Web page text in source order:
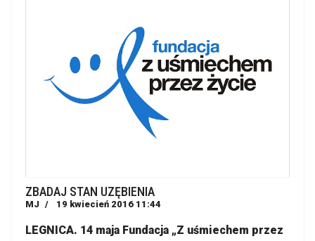
ZBADAJ STAN UZĘBIENIA
MJ 19 kwiecień 2016 11:44
LEGNICA. 14 maja Fundacja „Z uśmiechem przez